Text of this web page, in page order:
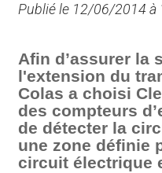
Publié le 12/06/2014 à
Afin d’assurer la
l'extension du
Colas a choisi
des compteurs
de détecter la
une zone définie
circuit électrique